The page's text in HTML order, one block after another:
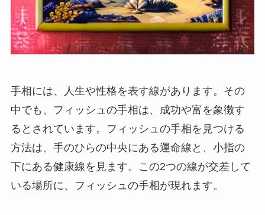
手相には、人生や性格を表す線があります。その
中でも、フィッシュの手相は、成功や富を象徴す
るとされています。フィッシュの手相を見つける
方法は、手のひらの中央にある運命線と、小指の
下にある健康線を見ます。この2つの線が交差して
いる場所に、フィッシュの手相が現れます。